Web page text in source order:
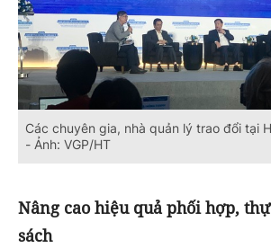
Các chuyên gia, nhà quản lý trao đổi tại
- Ảnh: VGP/HT
Nâng cao hiệu quả phối hợp,
sách